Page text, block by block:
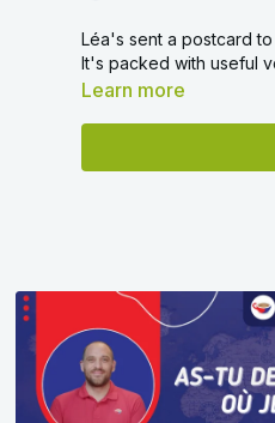
Léa's sent a postcard
It's packed with useful
Learn more